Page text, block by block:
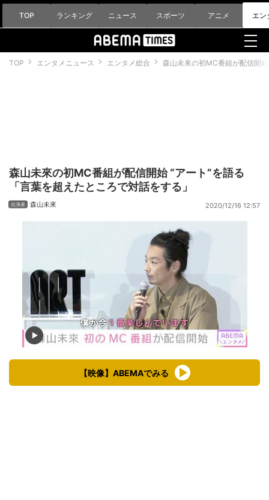
TOP ランキング ニュース スポーツ アニメ エン
TOP エンタメニュース エンタメ総合 森山未來の初MC番組が配信開
森山未來の初MC番組が配信開始 “アート”を語る
「言葉を超えたところで対話をする」
森山未來 2020/12/16 12:57
【映像】ABEMAでみる